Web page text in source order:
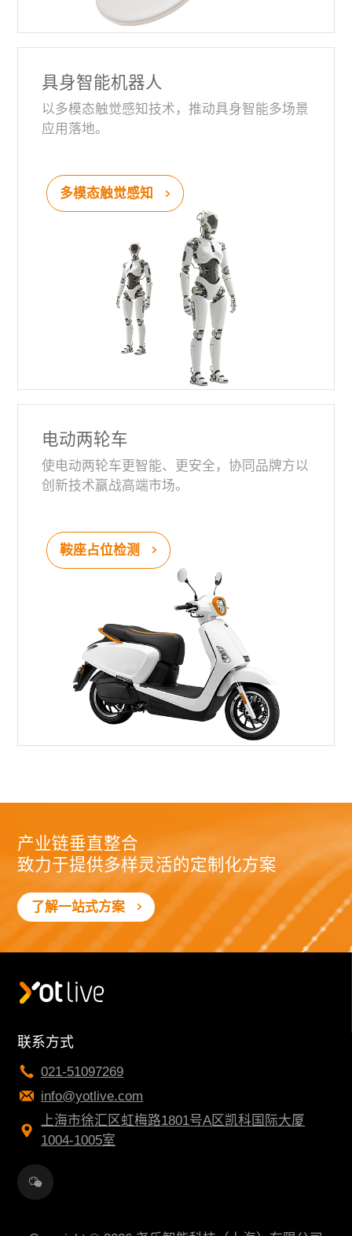
具身智能机器人
以多模态触觉感知技术，推动具身智能多场景
应用落地。
多模态触觉感知
电动两轮车
使电动两轮车更智能、更安全，协同品牌方以
创新技术赢战高端市场。
鞍座占位检测
产业链垂直整合
致力于提供多样灵活的定制化方案
了解一站式方案
联系方式
021-51097269
info@yotlive.com
上海市徐汇区虹梅路1801号A区凯科国际大厦
1004-1005室